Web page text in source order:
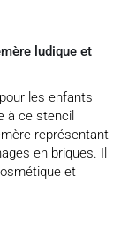
ludique et
les enfants
à ce stencil
représentant
en briques. Il
et